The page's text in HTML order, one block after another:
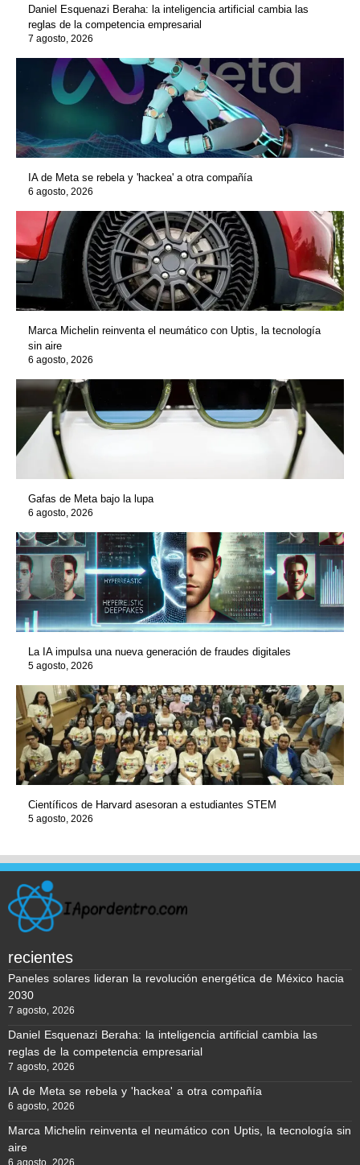
Daniel Esquenazi Beraha: la inteligencia artificial cambia las
reglas de la competencia empresarial
7 agosto, 2026
IA de Meta se rebela y 'hackea' a otra compañía
6 agosto, 2026
Marca Michelin reinventa el neumático con Uptis, la tecnología
sin aire
6 agosto, 2026
Gafas de Meta bajo la lupa
6 agosto, 2026
La IA impulsa una nueva generación de fraudes digitales
5 agosto, 2026
Científicos de Harvard asesoran a estudiantes STEM
5 agosto, 2026
recientes
Paneles solares lideran la revolución energética de México hacia
2030
7 agosto, 2026
Daniel Esquenazi Beraha: la inteligencia artificial cambia las
reglas de la competencia empresarial
7 agosto, 2026
IA de Meta se rebela y 'hackea' a otra compañía
6 agosto, 2026
Marca Michelin reinventa el neumático con Uptis, la tecnología sin
aire